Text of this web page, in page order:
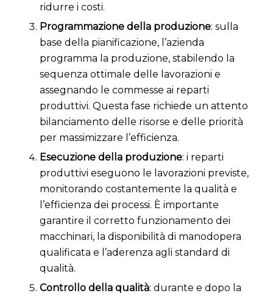
ridurre i costi.
Programmazione della produzione: sulla
base della pianificazione, l’azienda
programma la produzione, stabilendo la
sequenza ottimale delle lavorazioni e
assegnando le commesse ai reparti
produttivi. Questa fase richiede un attento
bilanciamento delle risorse e delle priorità
per massimizzare l’efficienza.
Esecuzione della produzione: i reparti
produttivi eseguono le lavorazioni previste,
monitorando costantemente la qualità e
l’efficienza dei processi. È importante
garantire il corretto funzionamento dei
macchinari, la disponibilità di manodopera
qualificata e l’aderenza agli standard di
qualità.
Controllo della qualità: durante e dopo la